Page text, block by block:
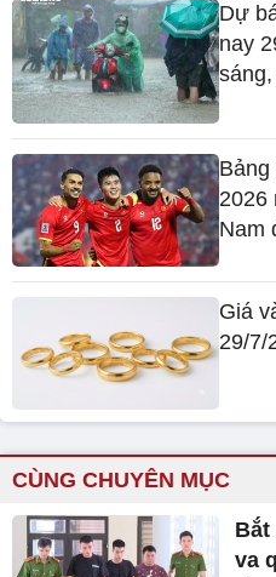
Dự
nay
Bảng
2026
Nam
Giá
29/7/
CÙNG CHUYÊN MỤC
va